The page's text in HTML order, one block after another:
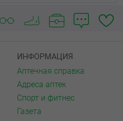
ИНФОРМАЦИЯ
Аптечная справка
Адреса аптек
Спорт и фитнес
Газета